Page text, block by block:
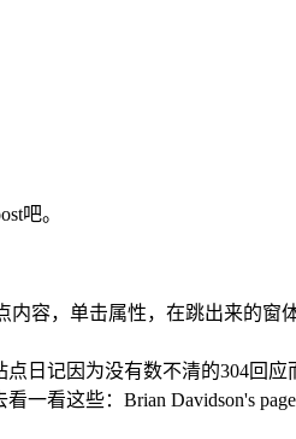
吧。
，单击属性，在跳出来的窗
记因为没有数不清的304回
这些：Brian Davidson's page